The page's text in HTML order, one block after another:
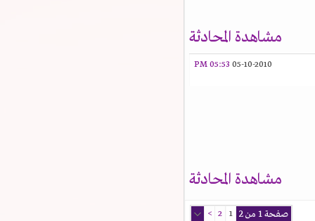
مشاهدة المحادثة
05-10-2010
05:53 PM
مشاهدة المحادثة
صفحة 1 من 2 2
>